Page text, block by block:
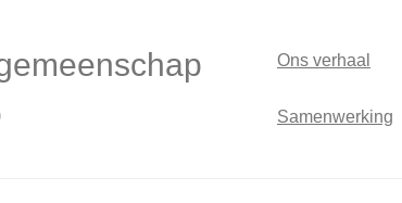
Ons verhaal
Samenwerking